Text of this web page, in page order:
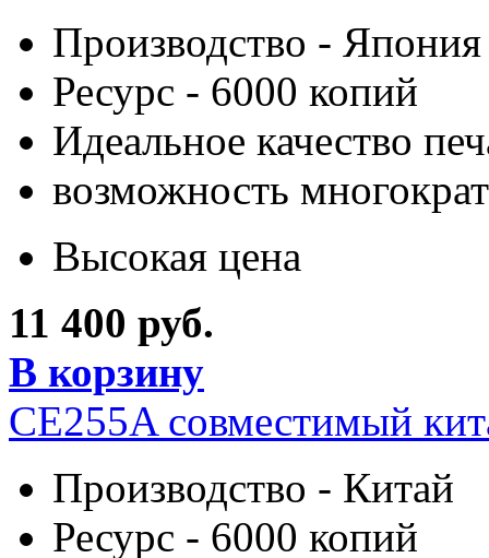
Производство - Япония
Ресурс - 6000 копий
Идеальное качество
возможность
Высокая цена
11 400 руб.
В корзину
CE255A совместимый
Производство - Китай
Ресурс - 6000 копий